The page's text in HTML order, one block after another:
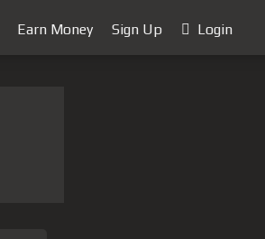
Earn Money Sign Up Login